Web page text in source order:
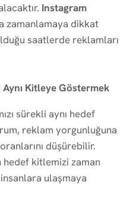
Instagram
zamanlamaya dikkat
saatlerde reklamları
Aynı Kitleye Göstermek
sürekli aynı hedef
reklam yorgunluğuna
düşürebilir.
kitlemizi zaman
ulaşmaya